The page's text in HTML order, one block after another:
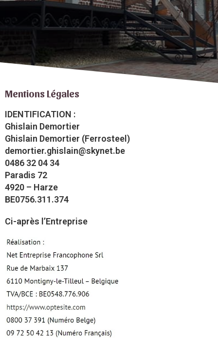
Mentions Légales
IDENTIFICATION :
Ghislain Demortier
Ghislain Demortier (Ferrosteel)
demortier.ghislain@skynet.be
0486 32 04 34
Paradis 72
4920 – Harze
BE0756.311.374
Ci-après l’Entreprise